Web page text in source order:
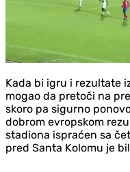
Kada bi igru i rezultate
mogao da pretoči na
skoro pa sigurno
dobrom evropskom
stadiona ispraćen sa
pred Santa Kolomu je